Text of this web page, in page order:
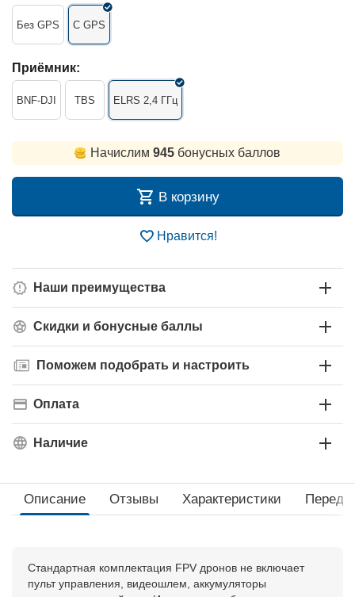
Без GPS С GPS
Приёмник:
BNF-DJI TBS ELRS 2,4 ГГц
Начислим 945 бонусных баллов
В корзину
Нравится!
Наши преимущества
Скидки и бонусные баллы
Поможем подобрать и настроить
Оплата
Наличие
Описание Отзывы Характеристики Перед
Стандартная комплектация FPV дронов не включает
пульт управления, видеошлем, аккумуляторы